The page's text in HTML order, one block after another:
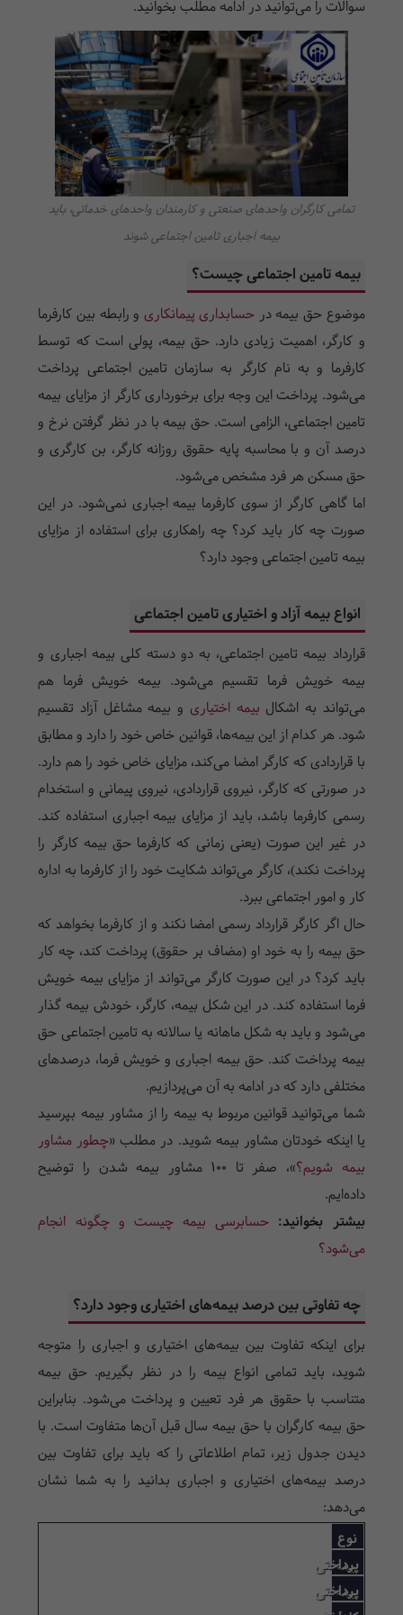
سوالات را می‌توانید در ادامه مطلب بخوانید.
تمامی کارگران واحدهای صنعتی و کارمندان واحدهای خدماتی، باید
بیمه اجباری تامین اجتماعی شوند
بیمه تامین اجتماعی چیست؟
موضوع حق بیمه در حسابداری پیمانکاری و رابطه بین کارفرما
و کارگر، اهمیت زیادی دارد. حق بیمه، پولی است که توسط
کارفرما و به نام کارگر به سازمان تامین اجتماعی پرداخت
می‌شود. پرداخت این وجه برای برخورداری کارگر از مزایای بیمه
تامین اجتماعی، الزامی است. حق بیمه با در نظر گرفتن نرخ و
درصد آن و با محاسبه پایه حقوق روزانه کارگر، بن کارگری و
حق مسکن هر فرد مشخص می‌شود.
اما گاهی کارگر از سوی کارفرما بیمه اجباری نمی‌شود. در این
صورت چه کار باید کرد؟ چه راهکاری برای استفاده از مزایای
بیمه تامین اجتماعی وجود دارد؟
انواع بیمه آزاد و اختیاری تامین اجتماعی
قرارداد بیمه تامین اجتماعی، به دو دسته کلی بیمه اجباری و
بیمه خویش فرما تقسیم می‌شود. بیمه خویش فرما هم
می‌تواند به اشکال بیمه اختیاری و بیمه مشاغل آزاد تقسیم
شود. هر کدام از این بیمه‌ها، قوانین خاص خود را دارد و مطابق
با قراردادی که کارگر امضا می‌کند، مزایای خاص خود را هم دارد.
در صورتی که کارگر، نیروی قراردادی، نیروی پیمانی و استخدام
رسمی کارفرما باشد، باید از مزایای بیمه اجباری استفاده کند.
در غیر این صورت (یعنی زمانی که کارفرما حق بیمه کارگر را
پرداخت نکند)، کارگر می‌تواند شکایت خود را از کارفرما به اداره
کار و امور اجتماعی ببرد.
حال اگر کارگر قرارداد رسمی امضا نکند و از کارفرما بخواهد که
حق بیمه را به خود او (مضاف بر حقوق) پرداخت کند، چه کار
باید کرد؟ در این صورت کارگر می‌تواند از مزایای بیمه خویش
فرما استفاده کند. در این شکل بیمه، کارگر، خودش بیمه گذار
می‌شود و باید به شکل ماهانه یا سالانه به تامین اجتماعی حق
بیمه پرداخت کند. حق بیمه اجباری و خویش فرما، درصد‌های
مختلفی دارد که در ادامه به آن می‌پردازیم.
شما می‌توانید قوانین مربوط به بیمه را از مشاور بیمه بپرسید
یا اینکه خودتان مشاور بیمه شوید. در مطلب «چطور مشاور
بیمه شویم؟
»، صفر تا 100 مشاور بیمه شدن را توضیح
داده‌ایم.
بیشتر بخوانید: حسابرسی بیمه چیست و چگونه انجام
می‌شود؟
چه تفاوتی بین درصد بیمه‌های اختیاری وجود دارد؟
برای اینکه تفاوت بین بیمه‌های اختیاری و اجباری را متوجه
شوید، باید تمامی انواع بیمه را در نظر بگیریم. حق بیمه
متناسب با حقوق هر فرد تعیین و پرداخت می‌شود. بنابراین
حق بیمه کارگران با حق بیمه سال قبل آن‌ها متفاوت است. با
دیدن جدول زیر، تمام اطلاعاتی را که باید برای تفاوت بین
درصد بیمه‌های اختیاری و اجباری بدانید را به شما نشان
می‌دهد:
نوع
بیمه
پرداختی
بیمه
پرداختی